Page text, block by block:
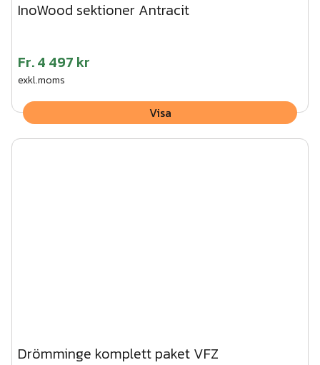
InoWood sektioner Antracit
Fr.4 497 kr
exkl.moms
Visa
Drömminge komplett paket VFZ